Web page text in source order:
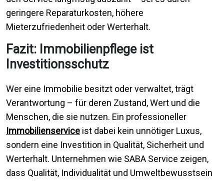
geringere Reparaturkosten, höhere
Mieterzufriedenheit oder Werterhalt.
Fazit: Immobilienpflege ist
Investitionsschutz
Wer eine Immobilie besitzt oder verwaltet, trägt
Verantwortung – für deren Zustand, Wert und die
Menschen, die sie nutzen. Ein professioneller
Immobilienservice ist dabei kein unnötiger Luxus,
sondern eine Investition in Qualität, Sicherheit und
Werterhalt. Unternehmen wie SABA Service zeigen,
dass Qualität, Individualität und Umweltbewusstsein